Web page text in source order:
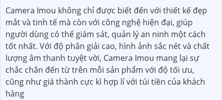
Camera Imou không chỉ được biết đến với thiết kế đẹp
mắt và tinh tế mà còn với công nghệ hiện đại, giúp
người dùng có thể giám sát, quản lý an ninh một cách
tốt nhất. Với độ phân giải cao, hình ảnh sắc nét và chất
lượng âm thanh tuyệt vời, Camera Imou mang lại sự
chắc chắn đến từ trên mỗi sản phẩm với độ tối ưu,
cũng như giá thành cực kì hợp lí với túi tiền của khách
hàng